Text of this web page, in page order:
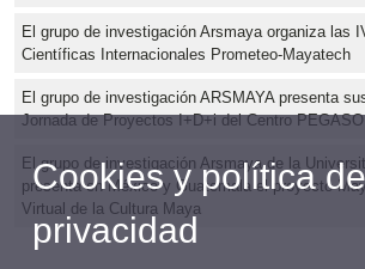
El grupo de investigación Arsmaya organiza las
Científicas Internacionales Prometeo-Mayatech
El grupo de investigación ARSMAYA presenta
Jornada de Proyectos I+D+i del Centro PEGASO
El grupo de investigación Arsmaya de la
presenta en México y Guatemala el proyecto
Virtual de la Cultura Maya
Cookies y política de
privacidad